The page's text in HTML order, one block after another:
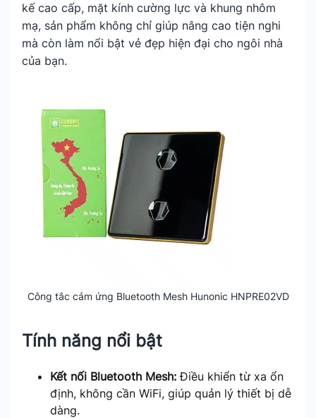
kế cao cấp, mặt kính cường lực và khung nhôm
mạ, sản phẩm không chỉ giúp nâng cao tiện nghi
mà còn làm nổi bật vẻ đẹp hiện đại cho ngôi nhà
của bạn.
Công tắc cảm ứng Bluetooth Mesh Hunonic HNPRE02VD
Tính năng nổi bật
Kết nối Bluetooth Mesh: Điều khiển từ xa ổn
định, không cần WiFi, giúp quản lý thiết bị dễ
dàng.